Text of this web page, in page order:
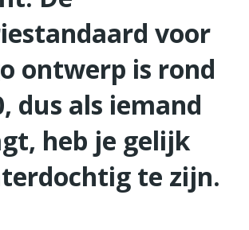
voor
ontwerp is rond
dus als iemand
heb je gelijk
te zijn.